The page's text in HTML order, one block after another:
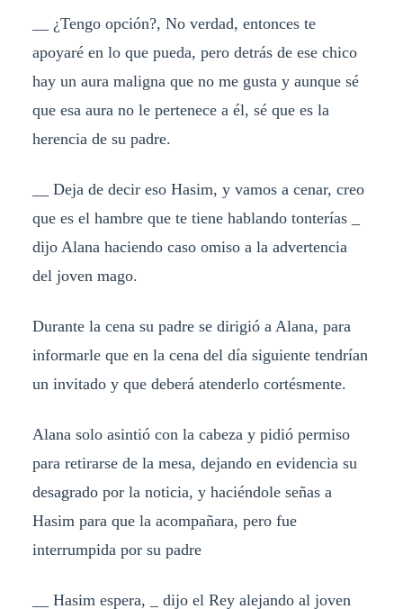
__ ¿Tengo opción?, No verdad, entonces te
apoyaré en lo que pueda, pero detrás de ese chico
hay un aura maligna que no me gusta y aunque sé
que esa aura no le pertenece a él, sé que es la
herencia de su padre.
__ Deja de decir eso Hasim, y vamos a cenar, creo
que es el hambre que te tiene hablando tonterías _
dijo Alana haciendo caso omiso a la advertencia
del joven mago.
Durante la cena su padre se dirigió a Alana, para
informarle que en la cena del día siguiente tendrían
un invitado y que deberá atenderlo cortésmente.
Alana solo asintió con la cabeza y pidió permiso
para retirarse de la mesa, dejando en evidencia su
desagrado por la noticia, y haciéndole señas a
Hasim para que la acompañara, pero fue
interrumpida por su padre
__ Hasim espera, _ dijo el Rey alejando al joven